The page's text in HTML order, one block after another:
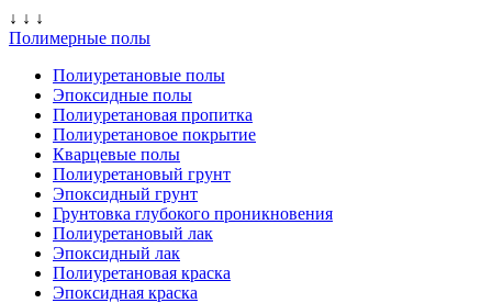
↓ ↓ ↓
Полимерные полы
Полиуретановые полы
Эпоксидные полы
Полиуретановая пропитка
Полиуретановое покрытие
Кварцевые полы
Полиуретановый грунт
Эпоксидный грунт
Грунтовка глубокого проникновения
Полиуретановый лак
Эпоксидный лак
Полиуретановая краска
Эпоксидная краска